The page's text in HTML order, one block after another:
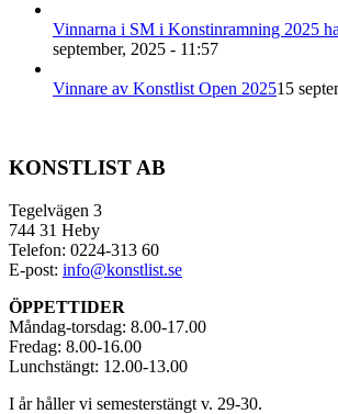
Vinnarna i SM i Konstinramning 2025
september, 2025 - 11:57
Vinnare av Konstlist Open 202515
KONSTLIST AB
Tegelvägen 3
744 31 Heby
Telefon: 0224-313 60
E-post: info@konstlist.se
ÖPPETTIDER
Måndag-torsdag: 8.00-17.00
Fredag: 8.00-16.00
Lunchstängt: 12.00-13.00
I år håller vi semesterstängt v. 29-30.